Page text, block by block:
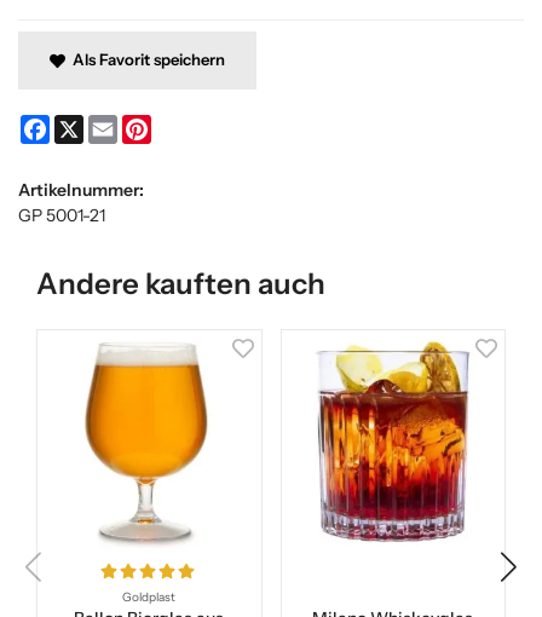
Als Favorit speichern
Facebook
X Email
Artikelnummer:
GP 5001-21
Andere kauften auch
Goldplast